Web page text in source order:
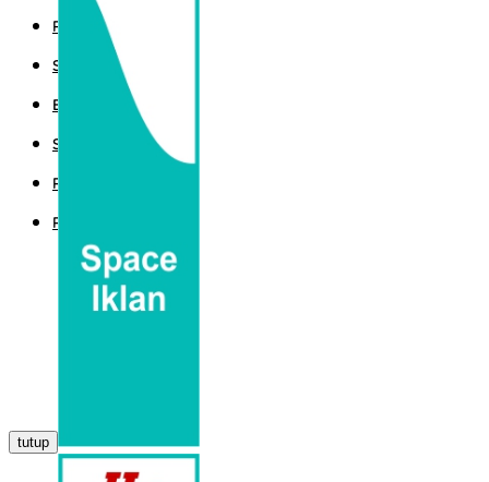
POLITIK
SPORT
EKBIS
SAINTEK
PEMERINTAHAN
PARLEMEN
tutup